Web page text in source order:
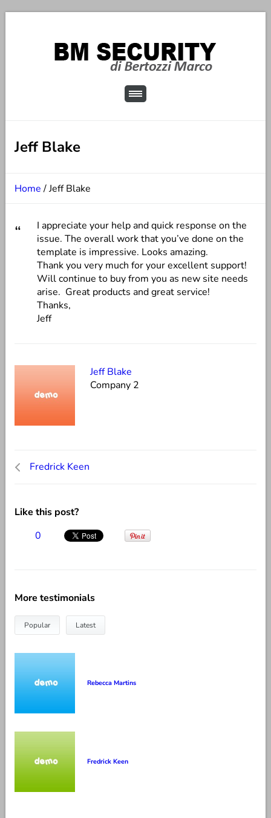
Jeff Blake
Home /Jeff Blake
I appreciate your help and quick response on the
issue. The overall work that you’ve done on the
template is impressive. Looks amazing.
Thank you very much for your excellent support!
Will continue to buy from you as new site needs
arise. Great products and great service!
Thanks,
Jeff
Jeff Blake
Company 2
Fredrick Keen
Like this post?
0
More testimonials
Popular Latest
Rebecca Martins
Fredrick Keen